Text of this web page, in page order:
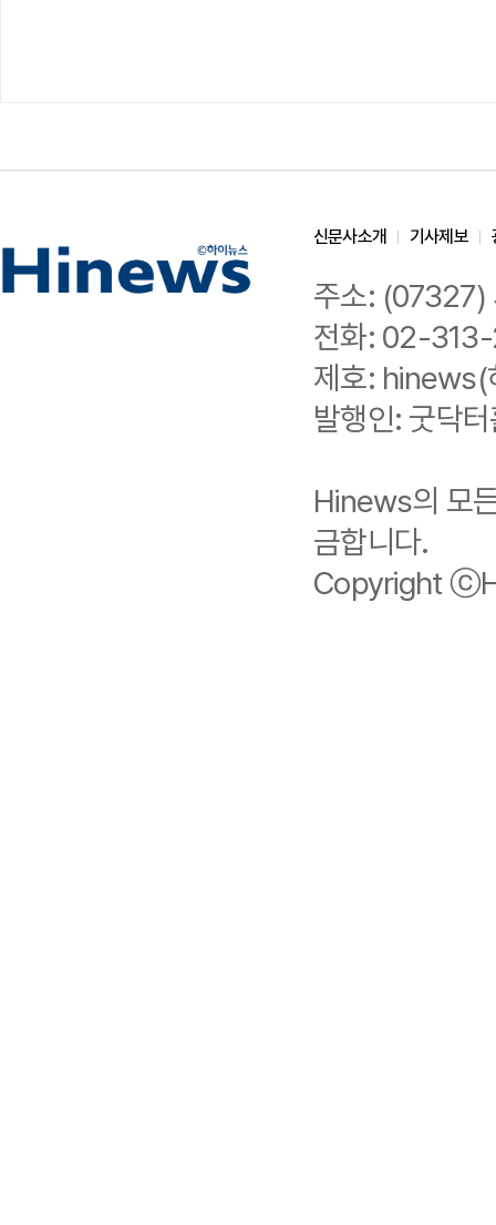
신문사소개 기사제보
주소: (07327)
전화: 02-
제호: hinews(
발행인: 굿닥
Hinews의 모
금합니다.
Copyright